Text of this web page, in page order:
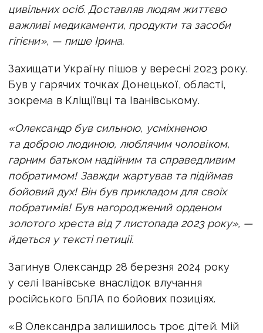
цивільних осіб. Доставляв людям життєво
важливі медикаменти, продукти та засоби
гігієни», — пише Ірина.
Захищати Україну пішов у вересні 2023 року.
Був у гарячих точках Донецької, області,
зокрема в Кліщіївці та Іванівському.
«Олександр був сильною, усміхненою
та доброю людиною, люблячим чоловіком,
гарним батьком надійним та справедливим
побратимом! Завжди жартував та підіймав
бойовий дух! Він був прикладом для своїх
побратимів! Був нагороджений орденом
золотого хреста від 7 листопада 2023 року», —
йдеться у тексті петиції.
Загинув Олександр 28 березня 2024 року
у селі Іванівське внаслідок влучання
російського БпЛА по бойових позиціях.
«В Олександра залишилось троє дітей. Мій